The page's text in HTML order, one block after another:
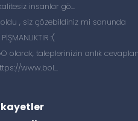
insanlar gö...
, siz çözebildiniz mi sonunda
:(
olarak, taleplerinizin anlık
www.bol...